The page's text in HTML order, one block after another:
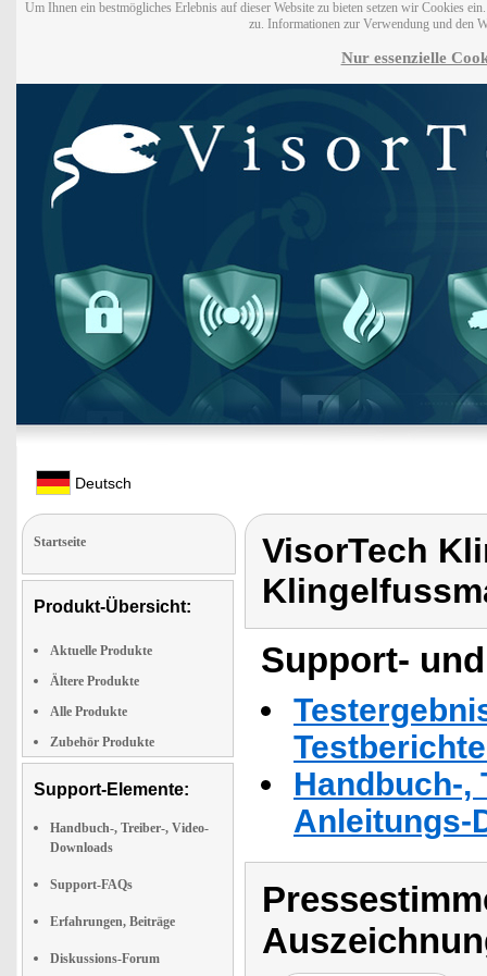
Um Ihnen ein bestmögliches Erlebnis auf dieser Website zu bieten setzen wir Cookies
zu. Informationen zur Verwendung und den
Nur essenzielle
Deutsch
Startseite
Produkt-Übersicht:
Aktuelle Produkte
Ältere Produkte
Alle Produkte
Zubehör Produkte
Support-Elemente:
Handbuch-, Treiber-, Video-
Downloads
Support-FAQs
Erfahrungen, Beiträge
Diskussions-Forum
VisorTech
Support-
Handbuch-,
Anleitungs-